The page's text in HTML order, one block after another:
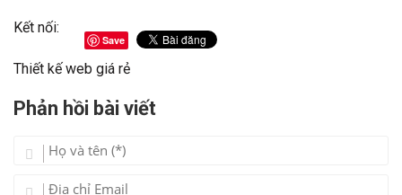
Kết nối:
Save
Thiết kế web giá rẻ
Phản hồi bài viết